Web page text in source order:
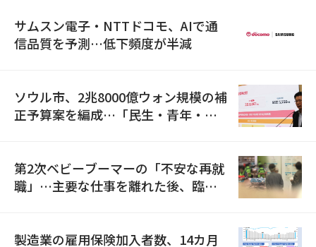
サムスン電子・NTTドコモ、AIで通
信品質を予測…低下頻度が半減
ソウル市、2兆8000億ウォン規模の補
正予算案を編成…「民生・青年・安
第2次ベビーブーマーの「不安な再就
職」…主要な仕事を離れた後、臨時
製造業の雇用保険加入者数、14カ月